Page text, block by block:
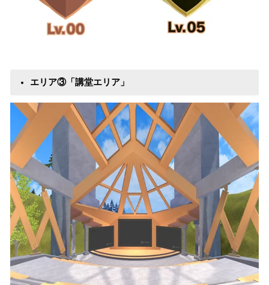
エリア③「講堂エリア」